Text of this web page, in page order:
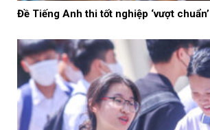
Đề Tiếng Anh thi tốt nghiệp ‘vượt chuẩn’